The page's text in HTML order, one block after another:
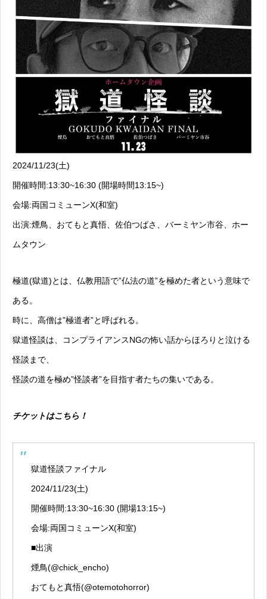
2024/11/23(土)
開催時間:13:30~16:30 (開場時間13:15~)
会場:両国コミューンX(和室)
出演:煙鳥、おてもと真悟、佐伯つばさ、バーミヤン市谷、ホー
ムタウン
極道(獄道)とは、仏教用語で”仏法の道”を極めた者という意味で
ある。
時に、高僧は”極道者”と呼ばれる。
獄道怪談は、コンプライアンスNGの怖い話からほろりと泣ける
怪談まで、
怪談の道を極め”怪談者”を目指す者たちの集いである。
チケットはこちら！
獄道怪談ファイナル
2024/11/23(土)
開催時間:13:30~16:30 (開場13:15~)
会場:両国コミューンX(和室)
■出演
煙鳥(@chick_encho)
おてもと真悟(@otemotohorror)